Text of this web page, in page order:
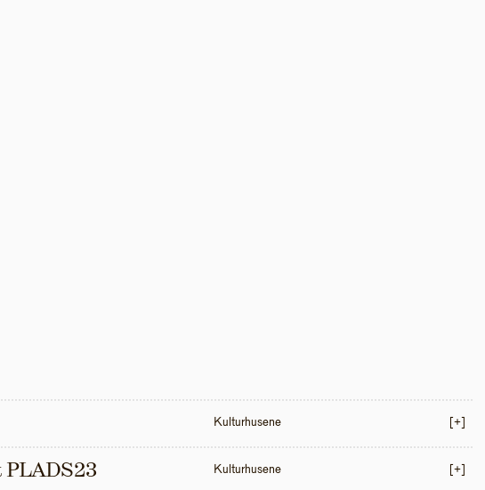
Kulturhusene [+]
PLADS23 Kulturhusene [+]